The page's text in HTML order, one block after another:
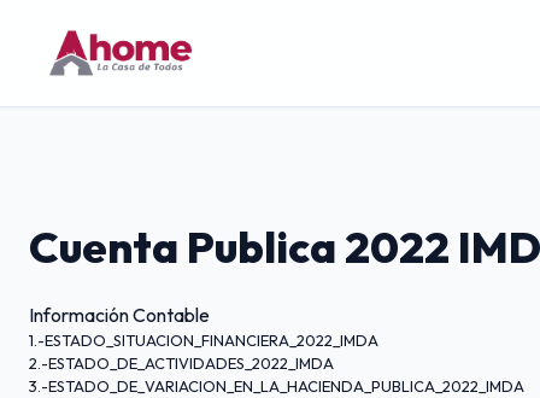
Cuenta Publica 2022
Información Contable
1.-ESTADO_SITUACION_FINANCIERA_2022_IMDA
2.-ESTADO_DE_ACTIVIDADES_2022_IMDA
3.-ESTADO_DE_VARIACION_EN_LA_HACIENDA_PUBLICA_2022_IMDA